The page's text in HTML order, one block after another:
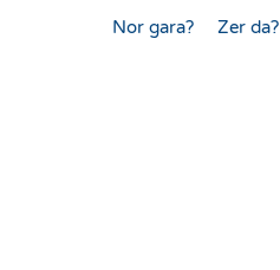
Nor gara? Zer da?